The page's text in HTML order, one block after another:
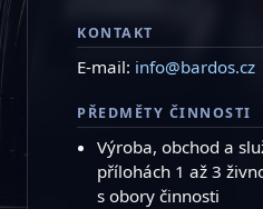
KONTAKT
E-mail: info@bardos.cz
PŘEDMĚTY ČINNOSTI
Výroba, obchod a
přílohách 1 až 3
s obory činnosti